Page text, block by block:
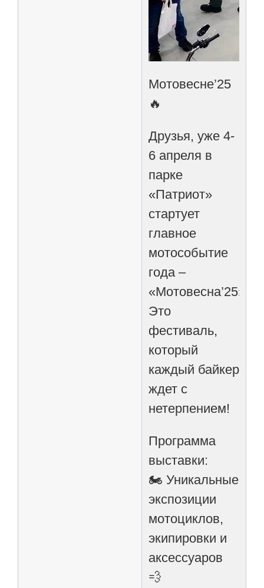
Мотовесне’25
🔥
Друзья, уже 4-
6 апреля в
парке
«Патриот»
стартует
главное
мотособытие
года –
«Мотовесна’25»!
Это
фестиваль,
который
каждый байкер
ждет с
нетерпением!
Программа
выставки:
🏍 Уникальные
экспозиции
мотоциклов,
экипировки и
аксессуаров
💨